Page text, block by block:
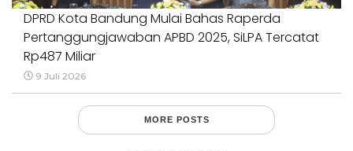
DPRD Kota Bandung Mulai Bahas Raperda
Pertanggungjawaban APBD 2025, SiLPA Tercatat
Rp487 Miliar
9 Juli 2026
MORE POSTS